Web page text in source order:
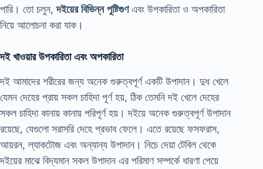
পারি। তো চলুন,দইয়ের বিভিন্ন পুষ্টিগুণএবং উপকারিতা ও অপকারিতা
নিয়ে আলোচনা করা যাক।
দই খাওয়ার উপকারিতা এবং অপকারিতা
দই আমাদের শরীরের জন্য অনেক গুরুত্বপূর্ণ একটি উপাদান। দুধ খেলে
যেমন দেহের প্রায় সকল চাহিদা পূর্ণ হয়, ঠিক তেমনি দই খেলে দেহের
সকল চাহিদা কানায় কানায় পরিপূর্ণ হয়। দইয়ে অনেক গুরুত্বপূর্ণ উপাদান
রয়েছে, যেগুলো সরাসরি দেহে প্রভাব ফেলে। এতে রয়েছে ফসফরাস,
আয়রন, ল্যাকটোজ এবং অন্যান্য উপাদান। নিচে দেয়া টেবিল থেকে
দইয়ের মাঝে বিদ্যমান সকল উপাদান এর পরিমাণ সম্পর্কে ধারণা পেয়ে